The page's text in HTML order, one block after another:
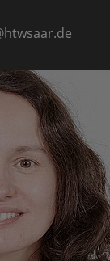
htwsaar.de